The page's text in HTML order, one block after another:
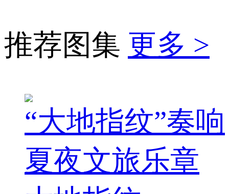
推荐图集 更多 >
“大地指纹”奏响
夏夜文旅乐章